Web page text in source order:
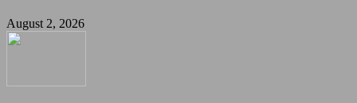
August 2, 2026